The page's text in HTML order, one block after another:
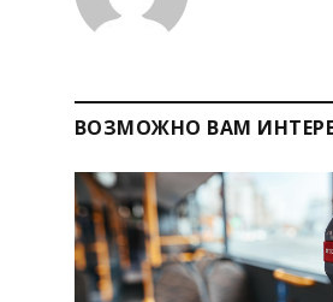
ВОЗМОЖНО ВАМ